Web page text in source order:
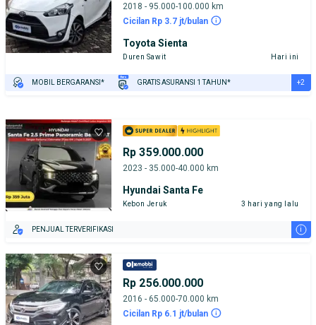
2018 - 95.000-100.000 km
Cicilan Rp 3.7 jt/bulan
Toyota Sienta
Duren Sawit Hari ini
MOBIL BERGARANSI* GRATIS ASURANSI 1 TAHUN* +2
Rp 359.000.000
2023 - 35.000-40.000 km
Hyundai Santa Fe
Kebon Jeruk 3 hari yang lalu
PENJUAL TERVERIFIKASI i
Rp 256.000.000
2016 - 65.000-70.000 km
Cicilan Rp 6.1 jt/bulan